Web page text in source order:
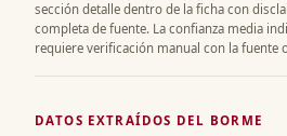
sección detalle dentro de la ficha con
completa de fuente. La confianza media
requiere verificación manual con la fuente
DATOS EXTRAÍDOS DEL BORME